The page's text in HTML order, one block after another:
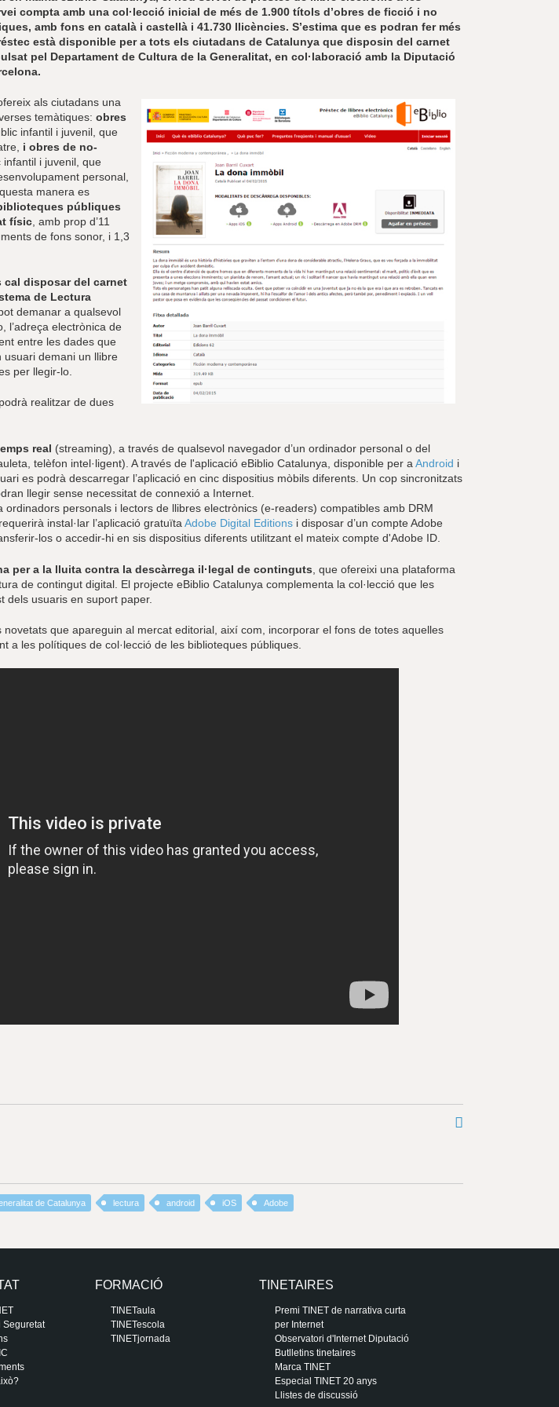
compta amb una col·lecció inicial de més de 1.900 títols d’obres de ficció i no
amb fons en català i castellà i 41.730 llicències. S’estima que es podran fer més
està disponible per a tots els ciutadans de Catalunya que disposin del carnet
pel Departament de Cultura de la Generalitat, en col·laboració amb la Diputació
als ciutadans una
temàtiques: obres
infantil i juvenil, que
i obres de no-
i juvenil, que
personal,
manera es
públiques
físic , amb prop d’11
de fons sonor, i 1,3
cal disposar del carnet
de Lectura
demanar a qualsevol
l’adreça electrònica de
entre les dades que
usuari demani un llibre
per llegir-lo.
realitzar de dues
real (streaming), a través de qualsevol navegador d’un ordinador personal o del
telèfon intel·ligent). A través de l'aplicació eBiblio Catalunya, disponible per a Android i
es podrà descarregar l’aplicació en cinc dispositius mòbils diferents. Un cop sincronitzats
llegir sense necessitat de connexió a Internet.
a ordinadors personals i lectors de llibres electrònics (e-readers) compatibles amb DRM
instal·lar l’aplicació gratuïta Adobe Digital Editions i disposar d’un compte Adobe
los o accedir-hi en sis dispositius diferents utilitzant el mateix compte d'Adobe ID.
per a la lluita contra la descàrrega il·legal de continguts , que ofereixi una plataforma
de contingut digital. El projecte eBiblio Catalunya complementa la col·lecció que les
dels usuaris en suport paper.
que apareguin al mercat editorial, així com, incorporar el fons de totes aquelles
a les polítiques de col·lecció de les biblioteques públiques.
de Catalunya lectura android iOS Adobe
Seguretat
FORMACIÓ
TINETaula
TINETescola
TINETjornada
TINETAIRES
Premi TINET de narrativa curta
per Internet
Observatori d'Internet Diputació
Butlletins tinetaires
Marca TINET
Especial TINET 20 anys
Llistes de discussió